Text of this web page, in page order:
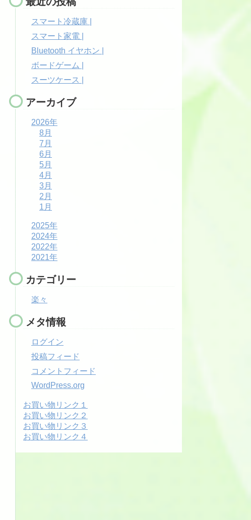
スマート冷蔵庫 |
スマート家電 |
Bluetooth イヤホン |
ボードゲーム |
スーツケース |
アーカイブ
2026年
8月
7月
6月
5月
4月
3月
2月
1月
2025年
2024年
2022年
2021年
カテゴリー
楽々
メタ情報
ログイン
投稿フィード
コメントフィード
WordPress.org
お買い物リンク１
お買い物リンク２
お買い物リンク３
お買い物リンク４